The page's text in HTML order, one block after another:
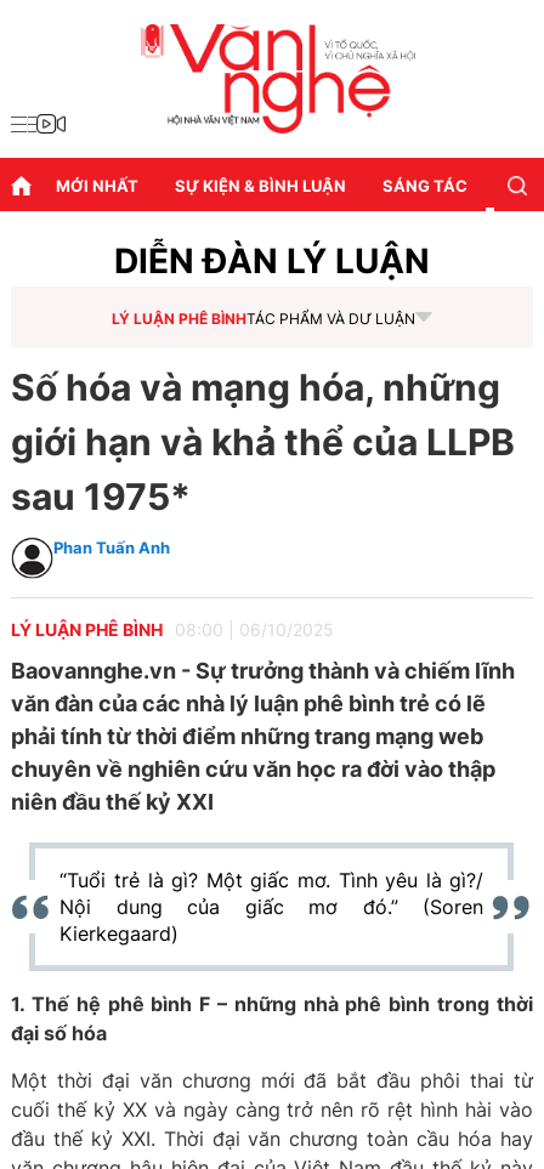
MỚI NHẤT SỰ KIỆN & BÌNH LUẬN SÁNG TÁC
DIỄN ĐÀN LÝ LUẬN
LÝ LUẬN PHÊ BÌNHTÁC PHẨM VÀ DƯ LUẬN
Số hóa và mạng hóa, những
giới hạn và khả thể của LLPB
sau 1975*
Phan Tuấn Anh
LÝ LUẬN PHÊ BÌNH 08:00 06/10/2025
Baovannghe.vn - Sự trưởng thành và chiếm lĩnh
văn đàn của các nhà lý luận phê bình trẻ có lẽ
phải tính từ thời điểm những trang mạng web
chuyên về nghiên cứu văn học ra đời vào thập
niên đầu thế kỷ XXI
“Tuổi trẻ là gì? Một giấc mơ. Tình yêu là gì?/
Nội dung của giấc mơ đó.” (Soren
Kierkegaard)
1. Thế hệ phê bình F – những nhà phê bình trong thời
đại số hóa
Một thời đại văn chương mới đã bắt đầu phôi thai từ
cuối thế kỷ XX và ngày càng trở nên rõ rệt hình hài vào
đầu thế kỷ XXI. Thời đại văn chương toàn cầu hóa hay